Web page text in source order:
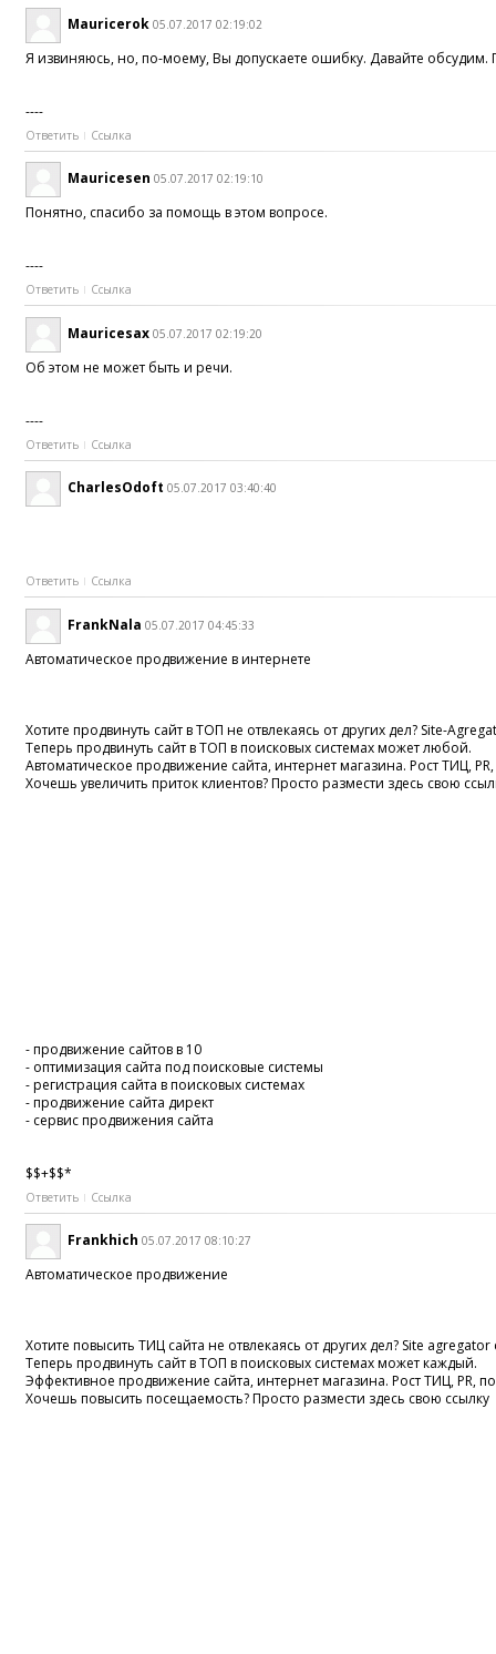
Mauricerok 05.07.2017 02:19:02
Я извиняюсь, но, по-моему, Вы допускаете ошибку. Давайте
----
Ответить Ссылка
Mauricesen 05.07.2017 02:19:10
Понятно, спасибо за помощь в этом вопросе.
----
Ответить Ссылка
Mauricesax 05.07.2017 02:19:20
Об этом не может быть и речи.
----
Ответить Ссылка
CharlesOdoft 05.07.2017 03:40:40
Ответить Ссылка
FrankNala 05.07.2017 04:45:33
Автоматическое продвижение в интернете
Хотите продвинуть сайт в ТОП не отвлекаясь от других дел? Site-
Теперь продвинуть сайт в ТОП в поисковых системах может любой.
Автоматическое продвижение сайта, интернет магазина. Рост ТИЦ,
Хочешь увеличить приток клиентов? Просто размести здесь свою
- продвижение сайтов в 10
- оптимизация сайта под поисковые системы
- регистрация сайта в поисковых системах
- продвижение сайта директ
- сервис продвижения сайта
$$+$$*
Ответить Ссылка
Frankhich 05.07.2017 08:10:27
Автоматическое продвижение
Хотите повысить ТИЦ сайта не отвлекаясь от других дел? Site
Теперь продвинуть сайт в ТОП в поисковых системах может каждый.
Эффективное продвижение сайта, интернет магазина. Рост ТИЦ, PR,
Хочешь повысить посещаемость? Просто размести здесь свою ссылку